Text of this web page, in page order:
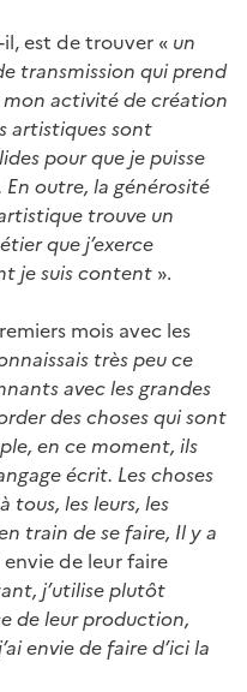
il, est de trouver « un
transmission qui prend
mon activité de création
artistiques sont
pour que je puisse
outre, la générosité
trouve un
que j’exerce
je suis content ».
mois avec les
très peu ce
avec les grandes
des choses qui sont
en ce moment, ils
écrit. Les choses
tous, les leurs, les
train de se faire, Il y a
envie de leur faire
j’utilise plutôt
de leur production,
envie de faire d’ici la